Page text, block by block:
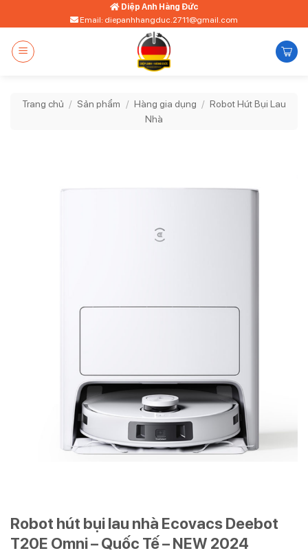
qua
dung
Diệp Anh Hàng Đức
Email: diepanhhangduc.2711@gmail.com
Trang chủ / Sản phẩm / Hàng gia dụng / Robot Hút Bụi Lau
Nhà
Robot hút bụi lau nhà Ecovacs Deebot
T20E Omni – Quốc Tế – NEW 2024